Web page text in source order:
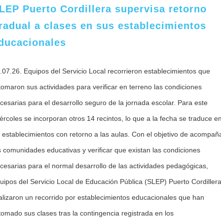
Puerto Cordillera supervisa retorno
a clases en sus establecimientos
Equipos del Servicio Local recorrieron establecimientos que
sus actividades para verificar en terreno las condiciones
para el desarrollo seguro de la jornada escolar. Para este
se incorporan otros 14 recintos, lo que a la fecha se traduce en
establecimientos con retorno a las aulas. Con el objetivo de
comunidades educativas y verificar que existan las condiciones
para el normal desarrollo de las actividades pedagógicas,
del Servicio Local de Educación Pública (SLEP) Puerto Cordillera
un recorrido por establecimientos educacionales que han
sus clases tras la contingencia registrada en los